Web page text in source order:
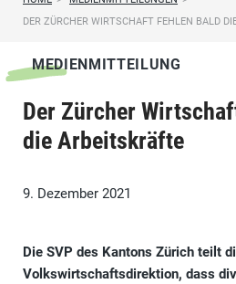
DER ZÜRCHER WIRTSCHAFT FEHLEN BALD
MEDIENMITTEILUNG
Der Zürcher
die Arbeitskräfte
9. Dezember 2021
Die SVP des Kantons Zürich teilt
Volkswirtschaftsdirektion, dass